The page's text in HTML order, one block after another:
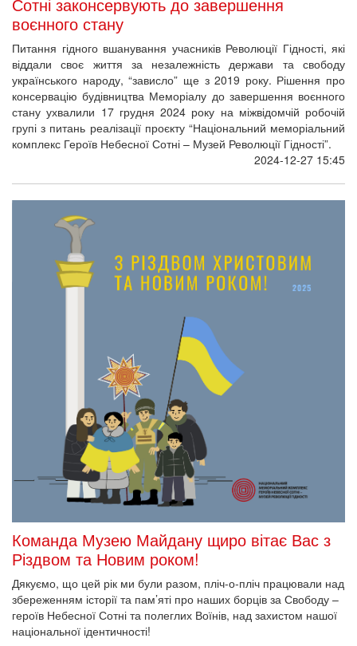
воєнного стану
Питання гідного вшанування учасників Революції Гідності, які
віддали своє життя за незалежність держави та свободу
українського народу, “зависло” ще з 2019 року. Рішення про
консервацію будівництва Меморіалу до завершення воєнного
стану ухвалили 17 грудня 2024 року на міжвідомчій робочій
групі з питань реалізації проєкту “Національний меморіальний
комплекс Героїв Небесної Сотні – Музей Революції Гідності”.
2024-12-27 15:45
Команда Музею Майдану щиро вітає Вас з
Різдвом та Новим роком!
Дякуємо, що цей рік ми були разом, пліч-о-пліч працювали над
збереженням історії та пам’яті про наших борців за Свободу –
героїв Небесної Сотні та полеглих Воїнів, над захистом нашої
національної ідентичності!